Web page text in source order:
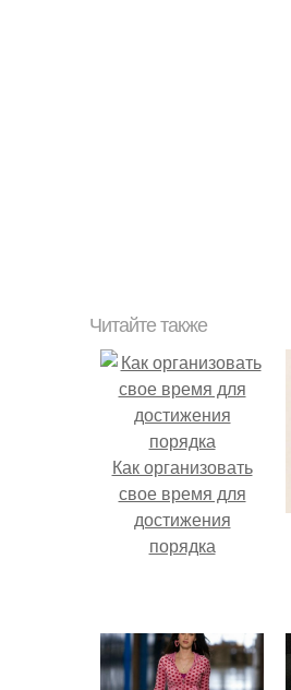
Читайте также
Как организовать
свое время для
достижения
порядка